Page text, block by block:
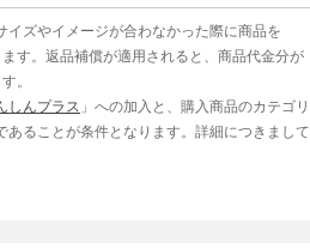
イズやイメージが合わなかった際に商品を
す。返品補償が適用されると、商品代金分が
。
しんプラス 」への加入と、購入商品のカテゴリ
あることが条件となります。詳細につきまして